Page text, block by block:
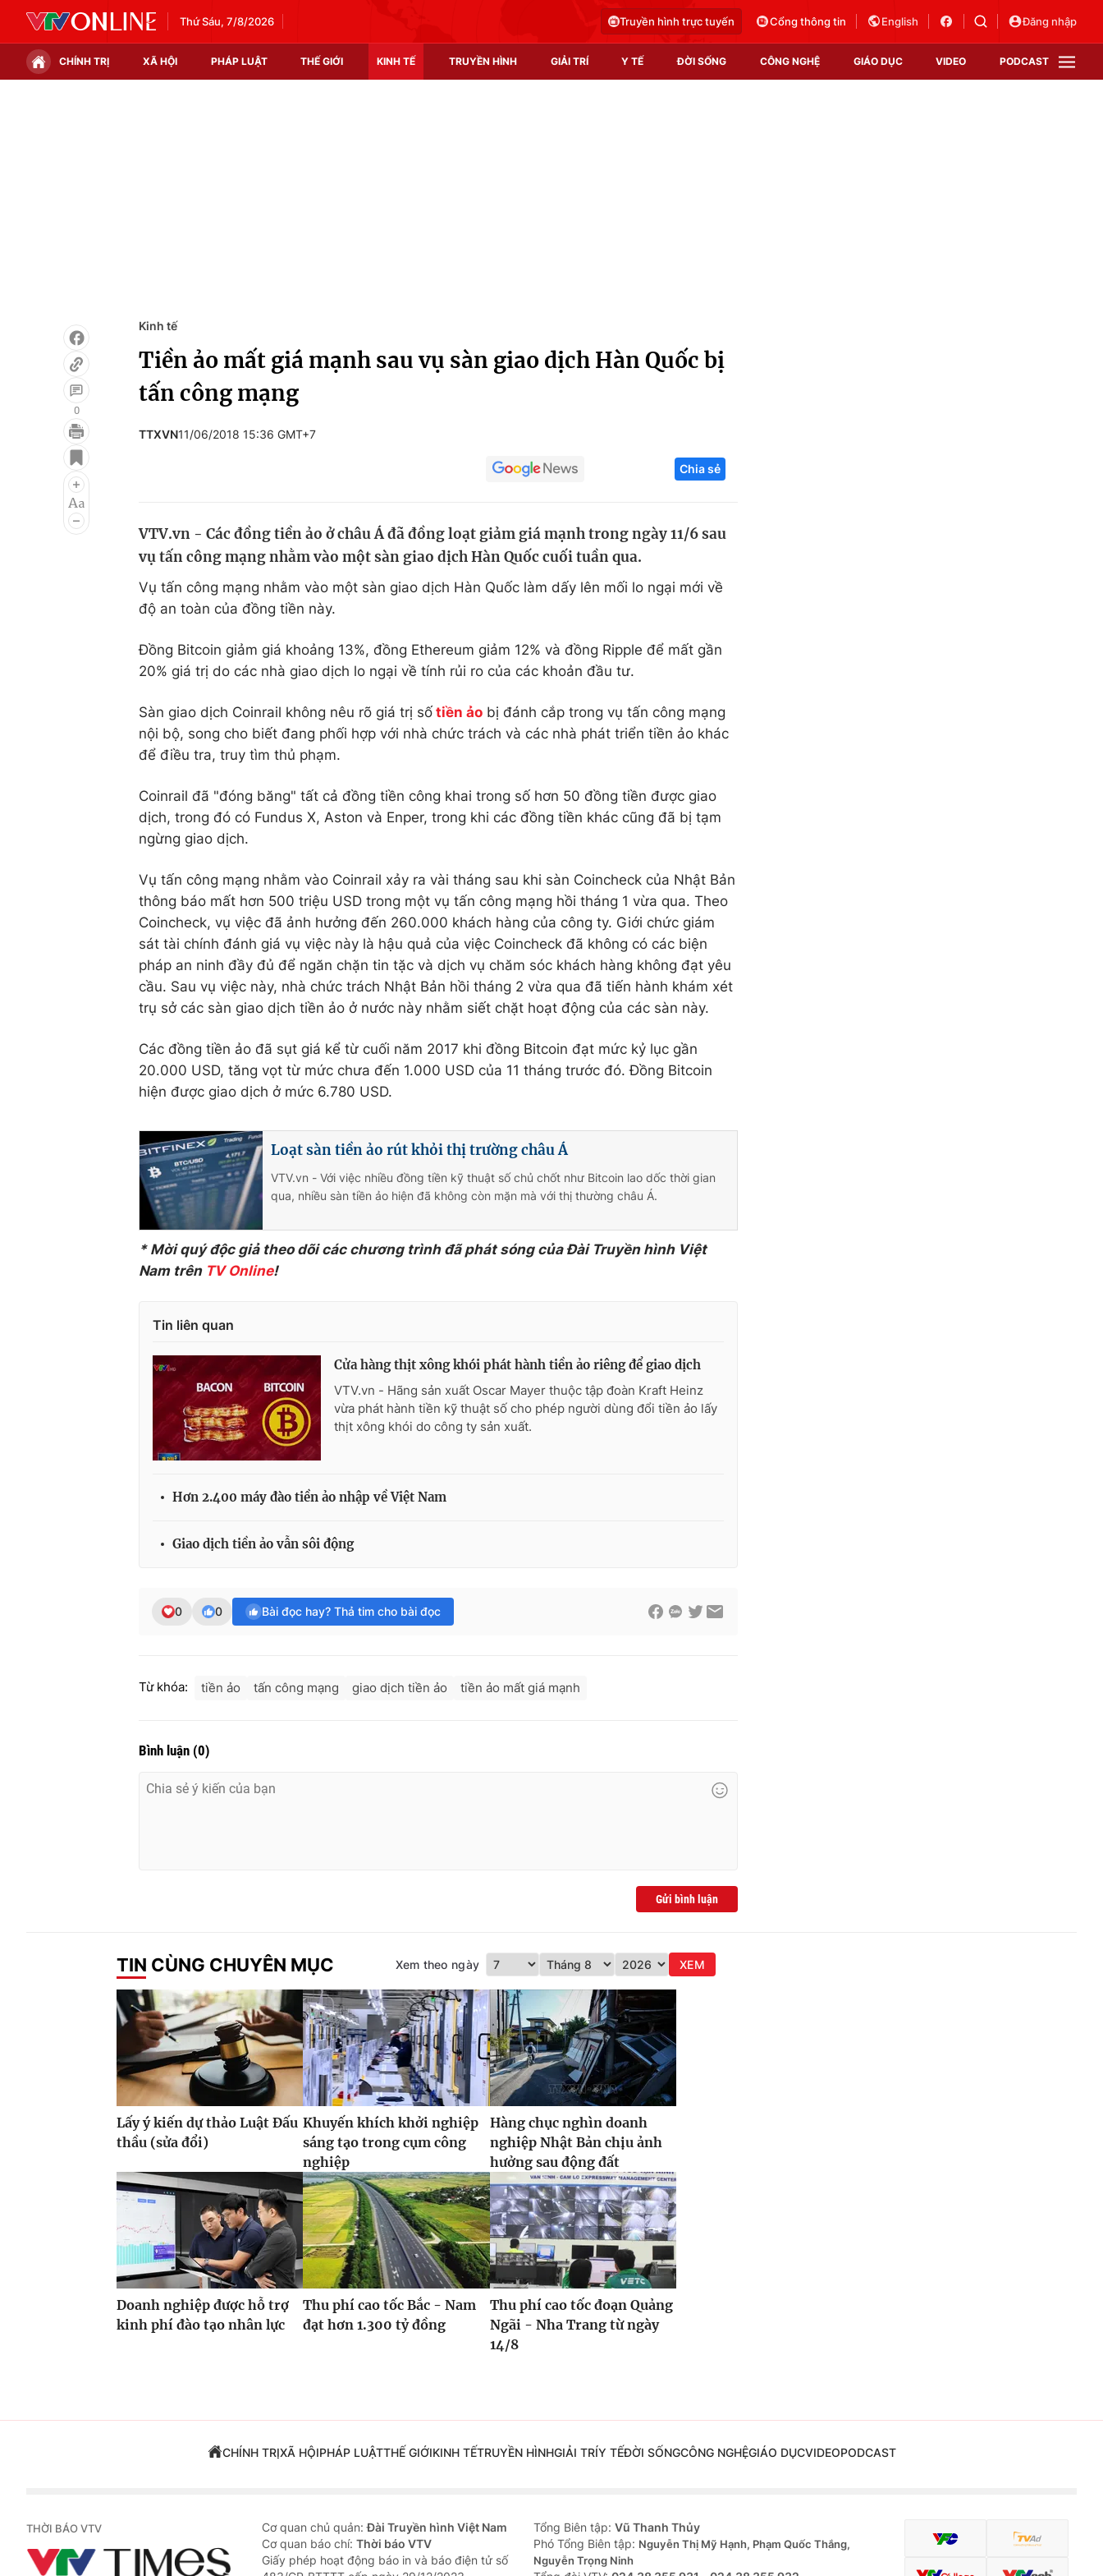
Thứ Sáu, 7/8/2026 Truyền hình trực tuyến Cổng thông tin English Đăng nhập
CHÍNH TRỊ XÃ HỘI PHÁP LUẬT THẾ GIỚI KINH TẾ TRUYỀN HÌNH GIẢI TRÍ Y TẾ ĐỜI SỐNG CÔNG NGHỆ GIÁO DỤC VIDEO PODCAST
Infographic
Điện ảnh
Âm nhạc
Chất lượng cuộc sống
Tuyển sinh
Hitech Công nghệ tương lai
Thị trường
0
Kinh tế
Tiền ảo mất giá mạnh sau vụ sàn giao dịch Hàn Quốc bị
tấn công mạng
TTXVN11/06/2018 15:36 GMT+7
Chia sẻ
VTV.vn - Các đồng tiền ảo ở châu Á đã đồng loạt giảm giá mạnh trong ngày 11/6 sau
vụ tấn công mạng nhằm vào một sàn giao dịch Hàn Quốc cuối tuần qua.
Vụ tấn công mạng nhằm vào một sàn giao dịch Hàn Quốc làm dấy lên mối lo ngại mới về
độ an toàn của đồng tiền này.
Đồng Bitcoin giảm giá khoảng 13%, đồng Ethereum giảm 12% và đồng Ripple để mất gần
20% giá trị do các nhà giao dịch lo ngại về tính rủi ro của các khoản đầu tư.
Sàn giao dịch Coinrail không nêu rõ giá trị số tiền ảo bị đánh cắp trong vụ tấn công mạng
nội bộ, song cho biết đang phối hợp với nhà chức trách và các nhà phát triển tiền ảo khác
để điều tra, truy tìm thủ phạm.
Coinrail đã "đóng băng" tất cả đồng tiền công khai trong số hơn 50 đồng tiền được giao
dịch, trong đó có Fundus X, Aston và Enper, trong khi các đồng tiền khác cũng đã bị tạm
ngừng giao dịch.
Vụ tấn công mạng nhằm vào Coinrail xảy ra vài tháng sau khi sàn Coincheck của Nhật Bản
thông báo mất hơn 500 triệu USD trong một vụ tấn công mạng hồi tháng 1 vừa qua. Theo
Coincheck, vụ việc đã ảnh hưởng đến 260.000 khách hàng của công ty. Giới chức giám
sát tài chính đánh giá vụ việc này là hậu quả của việc Coincheck đã không có các biện
pháp an ninh đầy đủ để ngăn chặn tin tặc và dịch vụ chăm sóc khách hàng không đạt yêu
cầu. Sau vụ việc này, nhà chức trách Nhật Bản hồi tháng 2 vừa qua đã tiến hành khám xét
trụ sở các sàn giao dịch tiền ảo ở nước này nhằm siết chặt hoạt động của các sàn này.
Các đồng tiền ảo đã sụt giá kể từ cuối năm 2017 khi đồng Bitcoin đạt mức kỷ lục gần
20.000 USD, tăng vọt từ mức chưa đến 1.000 USD của 11 tháng trước đó. Đồng Bitcoin
hiện được giao dịch ở mức 6.780 USD.
Loạt sàn tiền ảo rút khỏi thị trường châu Á
VTV.vn - Với việc nhiều đồng tiền kỹ thuật số chủ chốt như Bitcoin lao dốc thời gian
qua, nhiều sàn tiền ảo hiện đã không còn mặn mà với thị thường châu Á.
* Mời quý độc giả theo dõi các chương trình đã phát sóng của Đài Truyền hình Việt
Nam trên TV Online!
Tin liên quan
Cửa hàng thịt xông khói phát hành tiền ảo riêng để giao dịch
VTV.vn - Hãng sản xuất Oscar Mayer thuộc tập đoàn Kraft Heinz
vừa phát hành tiền kỹ thuật số cho phép người dùng đổi tiền ảo lấy
thịt xông khói do công ty sản xuất.
Hơn 2.400 máy đào tiền ảo nhập về Việt Nam
Giao dịch tiền ảo vẫn sôi động
0 0 Bài đọc hay? Thả tim cho bài đọc
Từ khóa: tiền ảo tấn công mạng giao dịch tiền ảo tiền ảo mất giá mạnh
Bình luận (0)
Gửi bình luận
TIN CÙNG CHUYÊN MỤC Xem theo ngày XEM
Lấy ý kiến dự thảo Luật Đấu
thầu (sửa đổi)
Khuyến khích khởi nghiệp
sáng tạo trong cụm công
nghiệp
Hàng chục nghìn doanh
nghiệp Nhật Bản chịu ảnh
hưởng sau động đất
Doanh nghiệp được hỗ trợ
kinh phí đào tạo nhân lực
Thu phí cao tốc Bắc - Nam
đạt hơn 1.300 tỷ đồng
Thu phí cao tốc đoạn Quảng
Ngãi - Nha Trang từ ngày
14/8
CHÍNH TRỊXÃ HỘIPHÁP LUẬTTHẾ GIỚIKINH TẾTRUYỀN HÌNHGIẢI TRÍY TẾĐỜI SỐNGCÔNG NGHỆGIÁO DỤCVIDEOPODCAST
THỜI BÁO VTV Cơ quan chủ quản:Đài Truyền hình Việt Nam
Cơ quan báo chí: Thời báo VTV
Giấy phép hoạt động báo in và báo điện tử số
Tổng Biên tập: Vũ Thanh Thủy
Phó Tổng Biên tập: Nguyễn Thị Mỹ Hạnh, Phạm Quốc Thắng,
Nguyễn Trọng Ninh